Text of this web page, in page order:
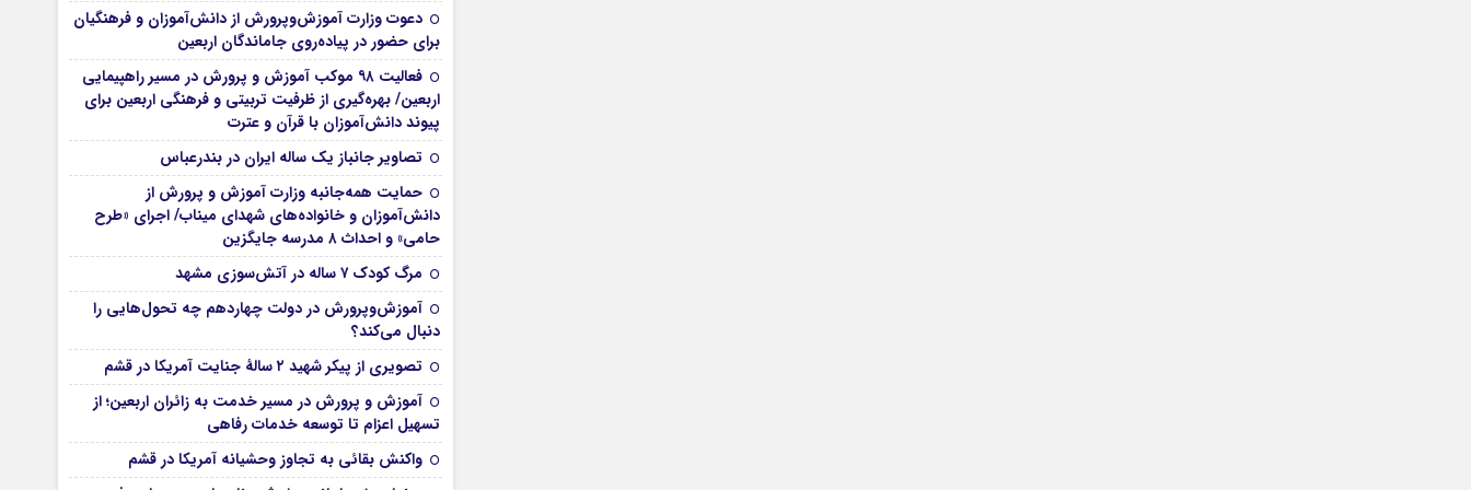
دعوت وزارت آموزش‌وپرورش از دانش‌آموزان و فرهنگیان
برای حضور در پیاده‌روی جاماندگان اربعین
فعالیت ۹۸ موکب آموزش و پرورش در مسیر راهپیمایی
اربعین/ بهره‌گیری از ظرفیت تربیتی و فرهنگی اربعین برای
پیوند دانش‌آموزان با قرآن و عترت
تصاویر جانباز یک ساله ایران در بندرعباس
حمایت همه‌جانبه وزارت آموزش و پرورش از
دانش‌آموزان و خانواده‌های شهدای میناب/ اجرای «طرح
حامی» و احداث ۸ مدرسه جایگزین
مرگ کودک ۷ ساله در آتش‌سوزی مشهد
آموزش‌وپرورش در دولت چهاردهم چه تحول‌هایی را
دنبال می‌کند؟
تصویری از پیکر شهید ۲ سالۀ جنایت آمریکا در قشم
آموزش و پرورش در مسیر خدمت به زائران اربعین؛ از
تسهیل اعزام تا توسعه خدمات رفاهی
واکنش بقائی به تجاوز وحشیانه آمریکا در قشم